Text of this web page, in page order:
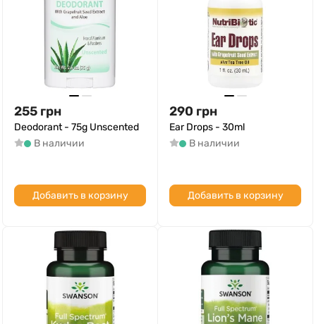
255 грн
Deodorant - 75g Unscented
В наличии
Добавить в корзину
290 грн
Ear Drops - 30ml
В наличии
Добавить в корзину